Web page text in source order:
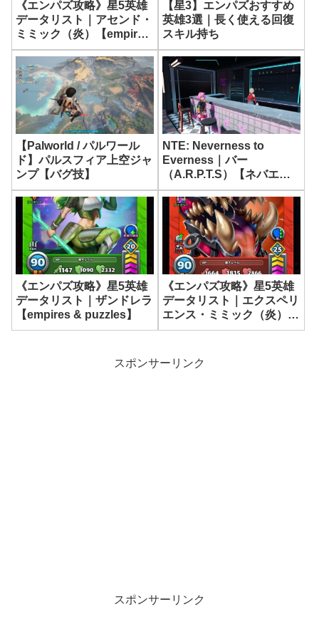
《エンパズ攻略》星5英雄
データリスト｜アセンド・
ミミック（炎）【empires
& puzzles】
【星3】エンパズおすすめ
英雄3選｜長く使える回復
スキル持ち
【Palworld / パルワール
ド】パルスフィア上空ジャ
ンプ【バグ技】
NTE: Neverness to
Everness｜バー
（A.R.P.T.S）【ネバエ
バ】
《エンパズ攻略》星5英雄
データリスト｜ザンドレラ
【empires & puzzles】
《エンパズ攻略》星5英雄
データリスト｜エクスペリ
エンス・ミミック（炎）
【empires & puzzles】
スポンサーリンク
スポンサーリンク